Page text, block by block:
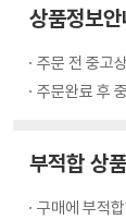
상품정보안
주문 전 중고
주문완료 후
부적합 상
구매에 부적